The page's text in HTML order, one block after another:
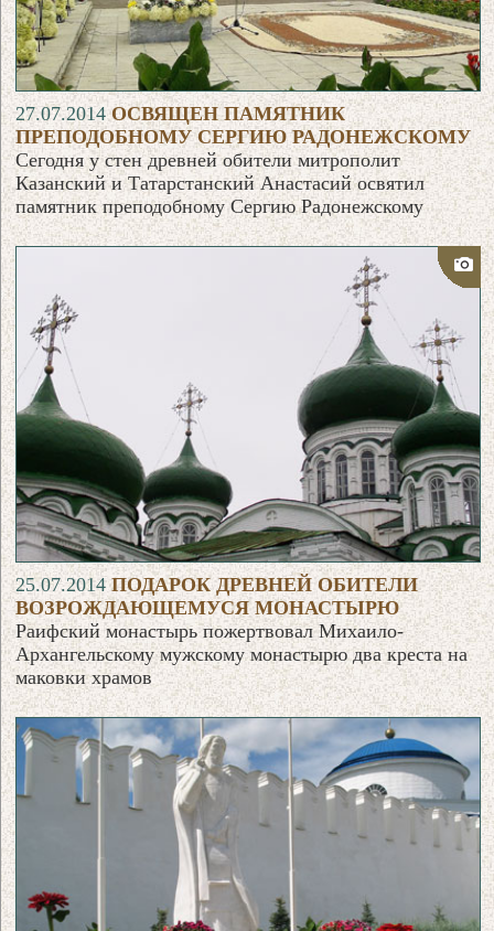
27.07.2014ОСВЯЩЕН ПАМЯТНИК
ПРЕПОДОБНОМУ СЕРГИЮ РАДОНЕЖСКОМУ
Сегодня у стен древней обители митрополит
Казанский и Татарстанский Анастасий освятил
памятник преподобному Сергию Радонежскому
25.07.2014ПОДАРОК ДРЕВНЕЙ ОБИТЕЛИ
ВОЗРОЖДАЮЩЕМУСЯ МОНАСТЫРЮ
Раифский монастырь пожертвовал Михаило-
Архангельскому мужскому монастырю два креста на
маковки храмов